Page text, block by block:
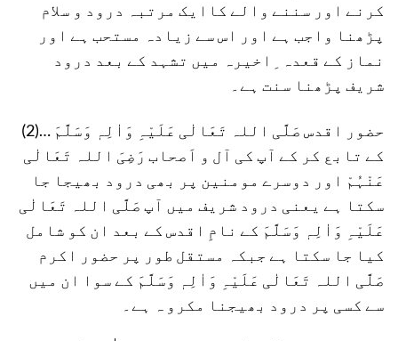
کرنے اور سننے والے کاایک مرتبہ درود و سلام
پڑھنا واجب ہے اور اس سے زیادہ مستحب ہے اور
نماز کے قعدہ ِاخیرہ میں تشہد کے بعد درود
شریف پڑھنا سنت ہے۔
(2)… حضور اقدس صَلَّی اللہ تَعَالٰی عَلَیْہِ وَاٰلِہٖ وَسَلَّمَ
کے تابع کر کے آپ کی آل و اَصحاب رَضِیَ اللہ تَعَالٰی
عَنْہُمْ اور دوسرے مومنین پر بھی درود بھیجا جا
سکتا ہے یعنی درود شریف میں آپ صَلَّی اللہ تَعَالٰی
عَلَیْہِ وَاٰلِہٖ وَسَلَّمَ کے نامِ اقدس کے بعد ان کو شامل
کیا جا سکتا ہے جبکہ مستقل طور پر حضور اکرم
صَلَّی اللہ تَعَالٰی عَلَیْہِ وَاٰلِہٖ وَسَلَّمَ کے سوا ان میں
سے کسی پر درود بھیجنا مکرو ہ ہے۔